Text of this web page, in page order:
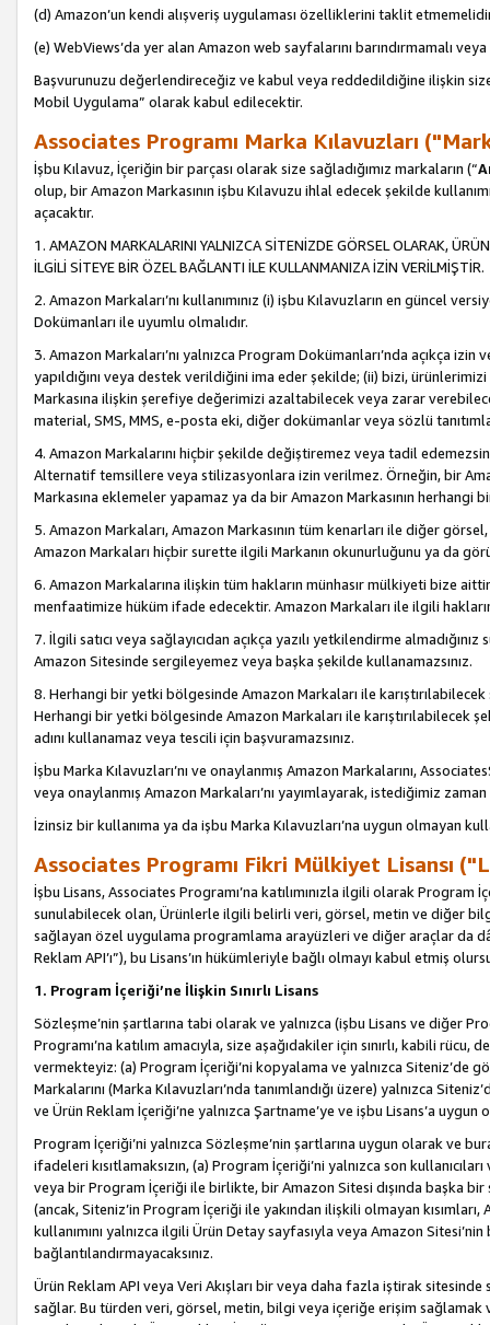
(d) Amazon’un kendi alışveriş uygulaması özelliklerini taklit
(e) WebViews’da yer alan Amazon web sayfalarını barındırmamalı
Başvurunuzu değerlendireceğiz ve kabul veya reddedildiğine ilişkin
Mobil Uygulama” olarak kabul edilecektir.
Associates Programı Marka Kılavuzları
İşbu Kılavuz, İçeriğin bir parçası olarak size sağladığımız markaların (“
olup, bir Amazon Markasının işbu Kılavuzu ihlal edecek şekilde
açacaktır.
1. AMAZON MARKALARINI YALNIZCA SİTENİZDE GÖRSEL OLARAK,
İLGİLİ SİTEYE BİR ÖZEL BAĞLANTI İLE KULLANMANIZA İZİN VERİLMİŞTİR.
2. Amazon Markaları’nı kullanımınız (i) işbu Kılavuzların en güncel
Dokümanları ile uyumlu olmalıdır.
3. Amazon Markaları’nı yalnızca Program Dokümanları’nda açıkça
yapıldığını veya destek verildiğini ima eder şekilde; (ii) bizi,
Markasına ilişkin şerefiye değerimizi azaltabilecek veya zarar
material, SMS, MMS, e-posta eki, diğer dokümanlar veya sözlü
4. Amazon Markalarını hiçbir şekilde değiştiremez veya tadil
Alternatif temsillere veya stilizasyonlara izin verilmez. Örneğin, bir
Markasına eklemeler yapamaz ya da bir Amazon Markasının herhangi
5. Amazon Markaları, Amazon Markasının tüm kenarları ile diğer
Amazon Markaları hiçbir surette ilgili Markanın okunurluğunu ya da
6. Amazon Markalarına ilişkin tüm hakların münhasır mülkiyeti bize
menfaatimize hüküm ifade edecektir. Amazon Markaları ile ilgili
7. İlgili satıcı veya sağlayıcıdan açıkça yazılı yetkilendirme
Amazon Sitesinde sergileyemez veya başka şekilde kullanamazsınız.
8. Herhangi bir yetki bölgesinde Amazon Markaları ile
Herhangi bir yetki bölgesinde Amazon Markaları ile karıştırılabilecek
adını kullanamaz veya tescili için başvuramazsınız.
İşbu Marka Kılavuzları’nı ve onaylanmış Amazon Markalarını,
veya onaylanmış Amazon Markaları’nı yayımlayarak, istediğimiz
İzinsiz bir kullanıma ya da işbu Marka Kılavuzları’na uygun olmayan
Associates Programı Fikri Mülkiyet Lisansı
İşbu Lisans, Associates Programı’na katılımınızla ilgili olarak Program
sunulabilecek olan, Ürünlerle ilgili belirli veri, görsel, metin ve diğer
sağlayan özel uygulama programlama arayüzleri ve diğer araçlar da
Reklam API’ı”), bu Lisans’ın hükümleriyle bağlı olmayı kabul etmiş
1. Program İçeriği’ne İlişkin Sınırlı Lisans
Sözleşme’nin şartlarına tabi olarak ve yalnızca (işbu Lisans ve diğer
Programı’na katılım amacıyla, size aşağıdakiler için sınırlı, kabili
vermekteyiz: (a) Program İçeriği’ni kopyalama ve yalnızca Siteniz’de
Markalarını (Marka Kılavuzları’nda tanımlandığı üzere) yalnızca
ve Ürün Reklam İçeriği’ne yalnızca Şartname’ye ve işbu Lisans’a
Program İçeriği’ni yalnızca Sözleşme’nin şartlarına uygun olarak ve
ifadeleri kısıtlamaksızın, (a) Program İçeriği’ni yalnızca son
veya bir Program İçeriği ile birlikte, bir Amazon Sitesi dışında başka
(ancak, Siteniz’in Program İçeriği ile yakından ilişkili olmayan
kullanımını yalnızca ilgili Ürün Detay sayfasıyla veya Amazon
bağlantılandırmayacaksınız.
Ürün Reklam API veya Veri Akışları bir veya daha fazla iştirak
sağlar. Bu türden veri, görsel, metin, bilgi veya içeriğe erişim sağlamak